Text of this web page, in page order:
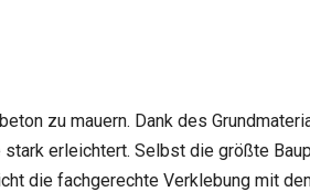
zu mauern. Dank des
erleichtert. Selbst die größte
die fachgerechte Verklebung mit